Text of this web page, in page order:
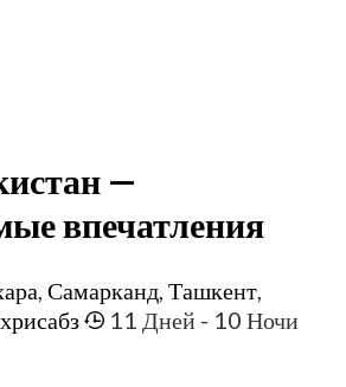
—
впечатления
,Самарканд,Ташкент,
11 Дней - 10 Ночи